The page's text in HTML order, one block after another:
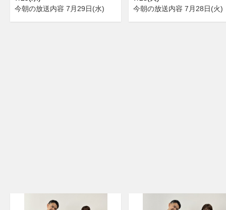
今朝の放送内容 7月29日(水)
今朝の放送内容 7月28日(火)